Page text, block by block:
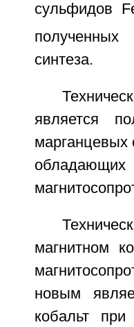
сульфидов
синтеза.
является
марганцевых
магнитном
новым
кобальт